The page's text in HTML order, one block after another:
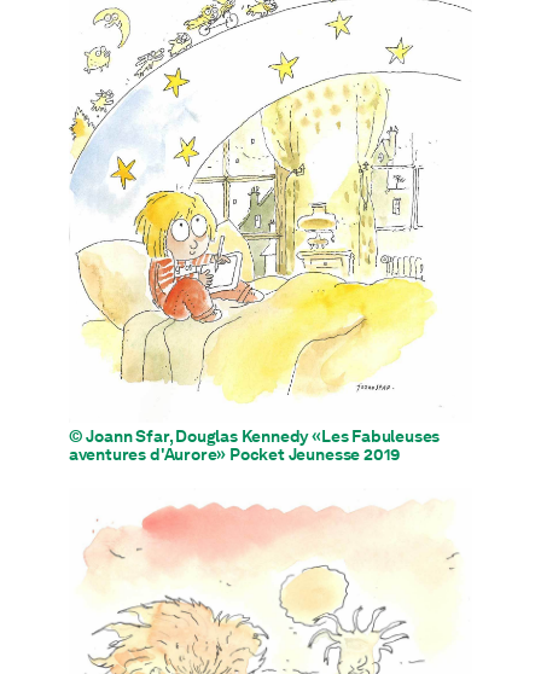
© Joann Sfar, Douglas Kennedy «Les Fabuleuses
aventures d'Aurore» Pocket Jeunesse 2019